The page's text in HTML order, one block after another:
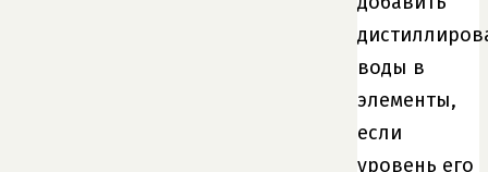
воды в
элементы,
если
уровень его